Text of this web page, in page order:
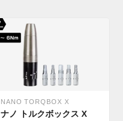
NANO TORQBOX X
ナノ トルクボックス X